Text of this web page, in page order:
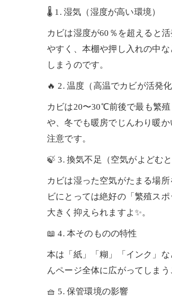
🌡 1. 湿気（湿度が高い環境）
カビは湿度が60％を超えると
やすく、本棚や押し入れの中
しまうのです。
🔥 2. 温度（高温でカビが活発化
カビは20〜30℃前後で最も繁
や、冬でも暖房でじんわり暖
注意です。
🍃 3. 換気不足（空気がよどむ
カビは湿った空気がたまる場
ビにとっては絶好の「繁殖ス
大きく抑えられますよ✨。
📖 4. 本そのものの特性
本は「紙」「糊」「インク」
んページ全体に広がってしま
🧺 5. 保管環境の影響